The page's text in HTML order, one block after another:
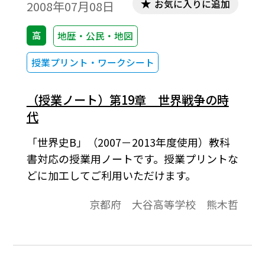
2008年07月08日
高
地歴・公民・地図
授業プリント・ワークシート
お気に入りに追加
（授業ノート）第19章 世界戦争の時
代
「世界史B」（2007－2013年度使用）教科
書対応の授業用ノートです。授業プリントな
どに加工してご利用いただけます。
京都府 大谷高等学校 熊木哲